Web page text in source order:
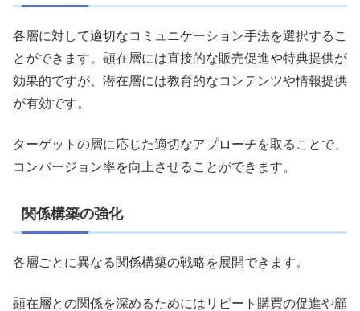
各層に対して適切なコミュニケーション手法を選択するこ
とができます。顕在層には直接的な販売促進や特典提供が
効果的ですが、潜在層には教育的なコンテンツや情報提供
が有効です。
ターゲットの層に応じた適切なアプローチを取ることで、
コンバージョン率を向上させることができます。
関係構築の強化
各層ごとに異なる関係構築の戦略を展開できます。
顕在層との関係を深めるためにはリピート購買の促進や顧